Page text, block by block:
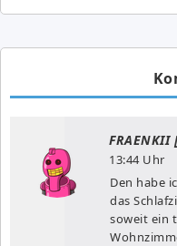
FRAENKII
13:44 Uhr
Den habe
das
soweit ein